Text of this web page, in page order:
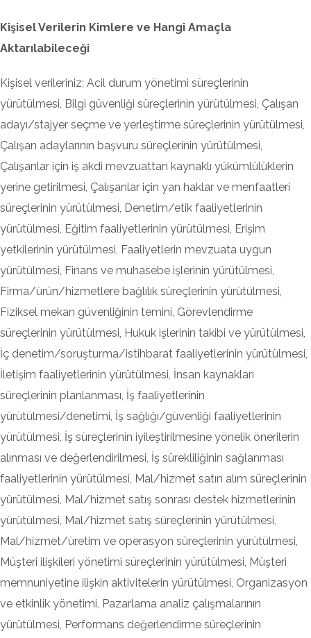
Kişisel Verilerin Kimlere ve Hangi Amaçla
Aktarılabileceği
Kişisel verileriniz; Acil durum yönetimi süreçlerinin
yürütülmesi, Bilgi güvenliği süreçlerinin yürütülmesi, Çalışan
adayı/stajyer seçme ve yerleştirme süreçlerinin yürütülmesi,
Çalışan adaylarının başvuru süreçlerinin yürütülmesi,
Çalışanlar için iş akdi mevzuattan kaynaklı yükümlülüklerin
yerine getirilmesi, Çalışanlar için yan haklar ve menfaatleri
süreçlerinin yürütülmesi, Denetim/etik faaliyetlerinin
yürütülmesi, Eğitim faaliyetlerinin yürütülmesi, Erişim
yetkilerinin yürütülmesi, Faaliyetlerin mevzuata uygun
yürütülmesi, Finans ve muhasebe işlerinin yürütülmesi,
Firma/ürün/hizmetlere bağlılık süreçlerinin yürütülmesi,
Fiziksel mekan güvenliğinin temini, Görevlendirme
süreçlerinin yürütülmesi, Hukuk işlerinin takibi ve yürütülmesi,
İç denetim/soruşturma/istihbarat faaliyetlerinin yürütülmesi,
İletişim faaliyetlerinin yürütülmesi, İnsan kaynakları
süreçlerinin planlanması, İş faaliyetlerinin
yürütülmesi/denetimi, İş sağlığı/güvenliği faaliyetlerinin
yürütülmesi, İş süreçlerinin iyileştirilmesine yönelik önerilerin
alınması ve değerlendirilmesi, İş sürekliliğinin sağlanması
faaliyetlerinin yürütülmesi, Mal/hizmet satın alım süreçlerinin
yürütülmesi, Mal/hizmet satış sonrası destek hizmetlerinin
yürütülmesi, Mal/hizmet satış süreçlerinin yürütülmesi,
Mal/hizmet/üretim ve operasyon süreçlerinin yürütülmesi,
Müşteri ilişkileri yönetimi süreçlerinin yürütülmesi, Müşteri
memnuniyetine ilişkin aktivitelerin yürütülmesi, Organizasyon
ve etkinlik yönetimi, Pazarlama analiz çalışmalarının
yürütülmesi, Performans değerlendirme süreçlerinin